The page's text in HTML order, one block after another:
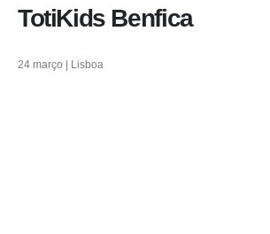
TotiKids Benfica
24 março | Lisboa